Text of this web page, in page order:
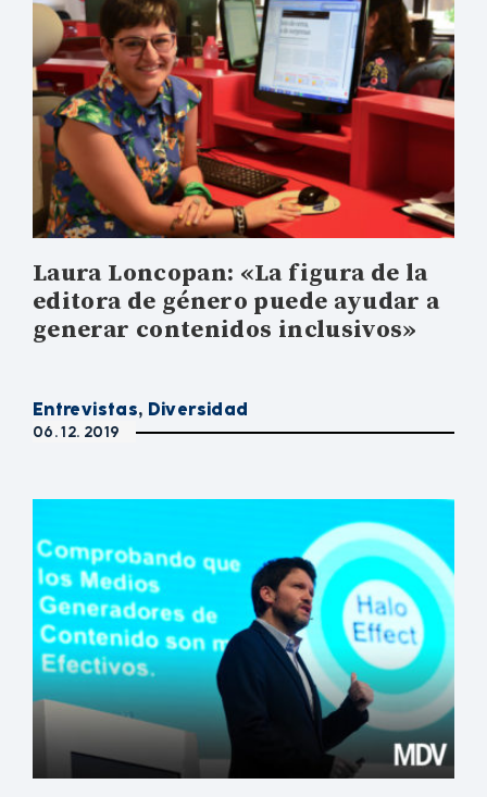
Laura Loncopan: «La figura de la
editora de género puede ayudar a
generar contenidos inclusivos»
Entrevistas, Diversidad
06. 12. 2019